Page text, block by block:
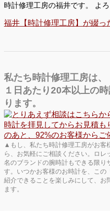
時計修理工房の福井です。 よ
福井【時計修理工房】が綴っ
私たち時計修理工房は、
１日あたり20本以上の
ります。
▲もし、私たち時計修理工房がお客
ら、お気軽にご相談ください。ロ
名のブランドの腕時計もできる限り
す。いつかお客様のお時計を、この
紹介できることを楽しみにして、お
ます。